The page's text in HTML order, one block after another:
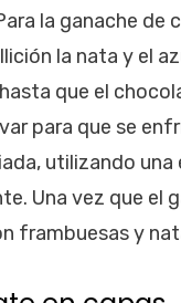
la ganache de
la nata y el
que el
para que se
utilizando una
Una vez que el
frambuesas y